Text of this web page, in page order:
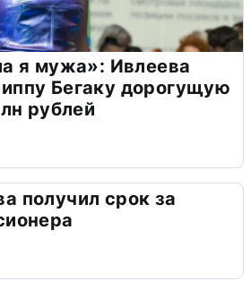
я мужа»: Ивлеева
Бегаку дорогущую
рублей
получил срок за